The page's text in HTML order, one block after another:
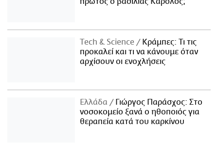
Τech & Science
Κράμπες: Τι τις
προκαλεί και τι να κάνουμε όταν
αρχίσουν οι ενοχλήσεις
Ελλάδα
Γιώργος Παράσχος: Στο
νοσοκομείο ξανά ο ηθοποιός για
θεραπεία κατά του καρκίνου